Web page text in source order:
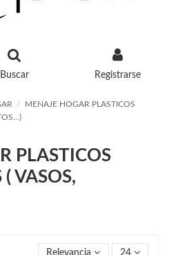
Buscar Registrarse
MENAJE HOGAR PLASTICOS
PLASTICOS
VASOS,
Relevancia 24